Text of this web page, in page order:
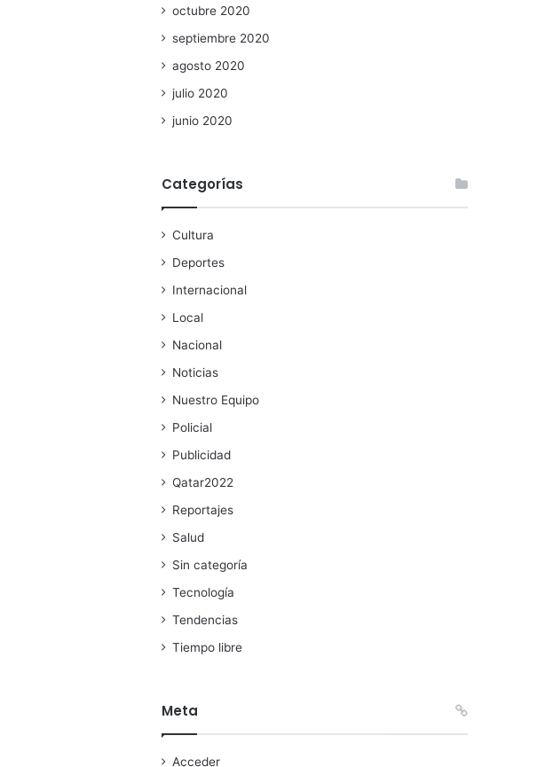
octubre 2020
septiembre 2020
agosto 2020
julio 2020
junio 2020
Categorías
Cultura
Deportes
Internacional
Local
Nacional
Noticias
Nuestro Equipo
Policial
Publicidad
Qatar2022
Reportajes
Salud
Sin categoría
Tecnología
Tendencias
Tiempo libre
Meta
Acceder